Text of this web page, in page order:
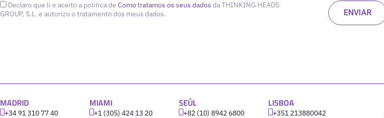
Declaro que li e aceito a política de Como tratamos os seus dados da THINKING HEADS
GROUP, S.L. e autorizo o tratamento dos meus dados.
MADRID
+34 91 310 77 40
MIAMI
+1 (305) 424 13 20
SEÚL
+82 (10) 8942 6800
LISBOA
‪+351 213880042